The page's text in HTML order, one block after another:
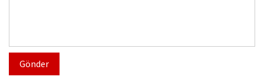
Gönder